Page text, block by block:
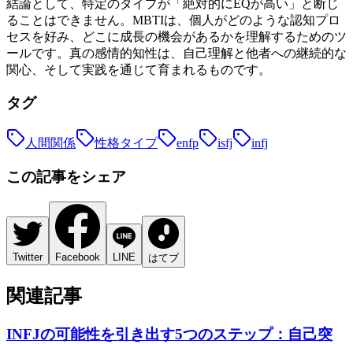
結論として、特定のタイプが「絶対的にEQが高い」と断じ
ることはできません。MBTIは、個人がどのような認知プロ
セスを好み、どこに成長の機会があるかを理解するためのツ
ールです。真の感情的知性は、自己理解と他者への継続的な
関心、そして実践を通じて育まれるものです。
タグ
人間関係 性格タイプ enfp isfj infj
この記事をシェア
Twitter Facebook LINE はてブ
関連記事
INFJの可能性を引き出す5つのステップ：自己突